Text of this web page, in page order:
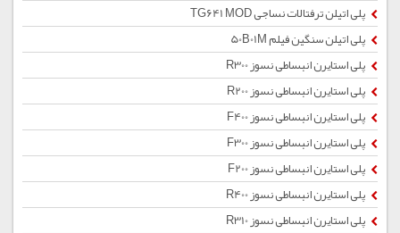
پلی اتیلن ترفتالات نساجی TG641 MOD
پلی اتیلن سنگین فیلم 50B01M
پلی استایرن انبساطی نسوز R300
پلی استایرن انبساطی نسوز R200
پلی استایرن انبساطی نسوز F400
پلی استایرن انبساطی نسوز F300
پلی استایرن انبساطی نسوز F200
پلی استایرن انبساطی نسوز R400
پلی استایرن انبساطی نسوز R310